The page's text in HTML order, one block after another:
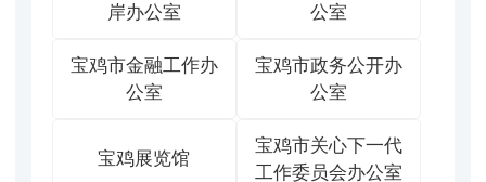
岸办公室
公室
宝鸡市金融工作办
公室
宝鸡市政务公开办
公室
宝鸡展览馆
宝鸡市关心下一代
工作委员会办公室